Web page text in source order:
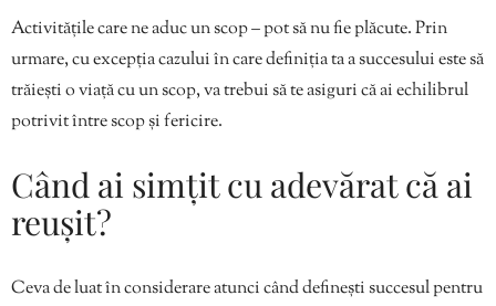
Activitățile care ne aduc un scop – pot să nu fie plăcute. Prin
urmare, cu excepția cazului în care definiția ta a succesului este să
trăiești o viață cu un scop, va trebui să te asiguri că ai echilibrul
potrivit între scop și fericire.
Când ai simțit cu adevărat că ai
reușit?
Ceva de luat în considerare atunci când definești succesul pentru